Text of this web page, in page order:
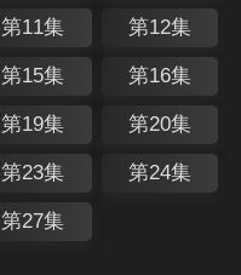
第11集 第12集
第15集 第16集
第19集 第20集
第23集 第24集
第27集